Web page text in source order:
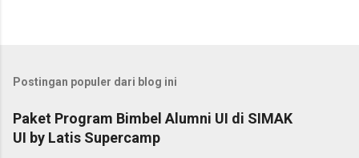
Postingan populer dari blog ini
Paket Program Bimbel Alumni UI di SIMAK
UI by Latis Supercamp